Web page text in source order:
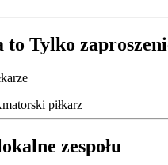
to Tylko
zespołu